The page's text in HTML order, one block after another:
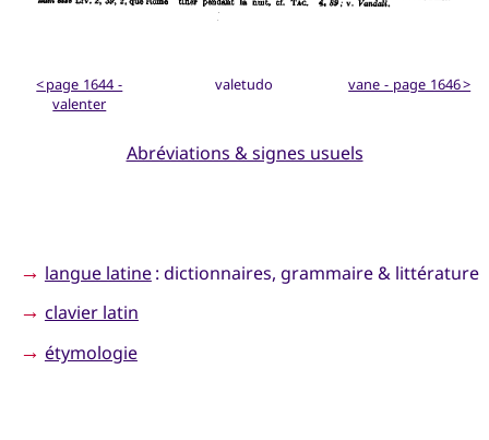
< page 1644 -
valenter
valetudo vane - page 1646 >
Abréviations & signes usuels
→ langue latine: dictionnaires, grammaire & littérature
→ clavier latin
→ étymologie